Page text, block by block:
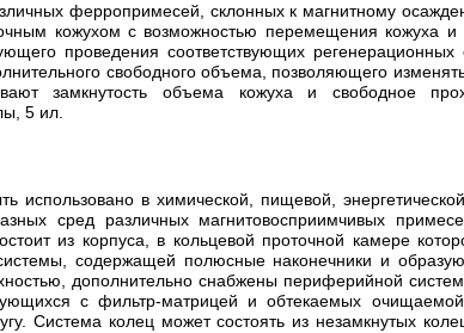
ферропримесей, склонных к магнитному
кожухом с возможностью перемещения кожуха
проведения соответствующих
свободного объема, позволяющего
замкнутость объема кожуха и свободное
5 ил.
использовано в химической, пищевой,
сред различных магнитовосприимчивых
из корпуса, в кольцевой проточной камере
содержащей полюсные наконечники и
дополнительно снабжены периферийной
с фильтр-матрицей и обтекаемых
Система колец может состоять из незамкнутых